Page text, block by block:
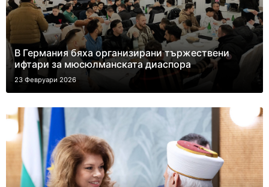
В Германия бяха организирани тържествени
ифтари за мюсюлманската диаспора
23 Февруари 2026